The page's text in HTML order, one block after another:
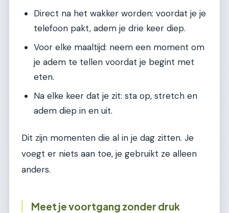
Direct na het wakker worden: voordat je je
telefoon pakt, adem je drie keer diep.
Voor elke maaltijd: neem een moment om
je adem te tellen voordat je begint met
eten.
Na elke keer dat je zit: sta op, stretch en
adem diep in en uit.
Dit zijn momenten die al in je dag zitten. Je
voegt er niets aan toe, je gebruikt ze alleen
anders.
Meet je voortgang zonder druk